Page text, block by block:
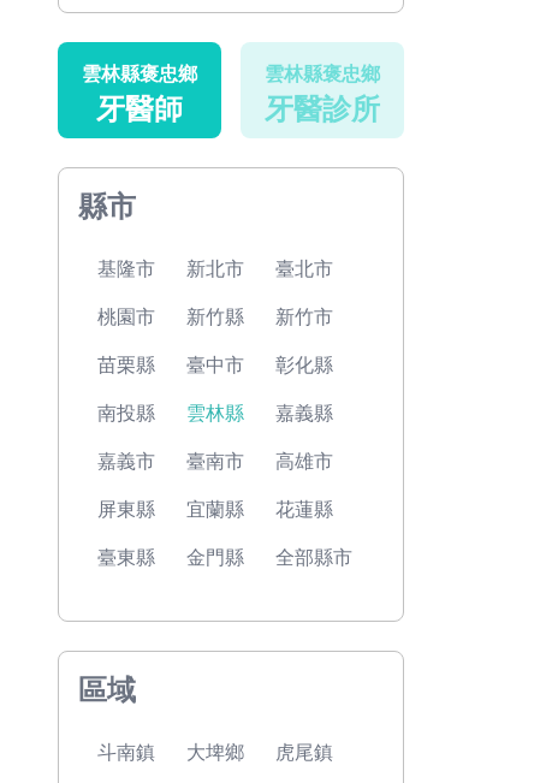
雲林縣褒忠鄉
牙醫師
雲林縣褒忠鄉
牙醫診所
縣市
基隆市 新北市 臺北市
桃園市 新竹縣 新竹市
苗栗縣 臺中市 彰化縣
南投縣 雲林縣 嘉義縣
嘉義市 臺南市 高雄市
屏東縣 宜蘭縣 花蓮縣
臺東縣 金門縣 全部縣市
區域
斗南鎮 大埤鄉 虎尾鎮